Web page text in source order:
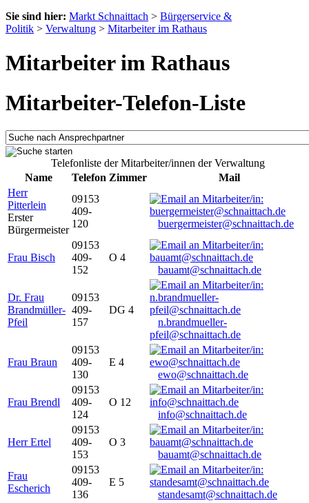
Sie sind hier: Markt Schnaittach > Bürgerservice &
Politik > Verwaltung > Mitarbeiter im Rathaus
Mitarbeiter im Rathaus
Mitarbeiter-Telefon-Liste
Telefonliste der Mitarbeiter/innen der Verwaltung
Name
Telefon Zimmer
Mail
Herr
Pitterlein
Erster
Bürgermeister
09153
409-
120
buergermeister@schnaittach.de
Frau Bisch
09153
409-
152
O 4
bauamt@schnaittach.de
Dr. Frau
Brandmüller-
Pfeil
09153
409-
157
DG 4
n.brandmueller-
pfeil@schnaittach.de
Frau Braun
09153
409-
130
E 4
ewo@schnaittach.de
Frau Brendl
09153
409-
124
O 12
info@schnaittach.de
Herr Ertel
09153
409-
153
O 3
bauamt@schnaittach.de
Frau
Escherich
09153
409-
136
E 5
standesamt@schnaittach.de